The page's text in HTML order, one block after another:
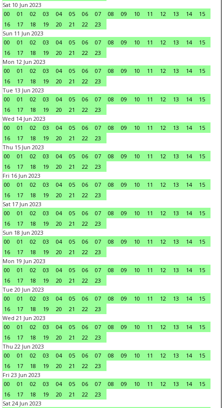
Sat 10 Jun 2023
00
01 02 03 04 05 06 07 08 09 10 11 12 13 14
15
16
17 18 19 20 21 22
23
Sun 11 Jun 2023
00
01 02 03 04 05 06 07 08 09 10 11 12 13 14
15
16
17 18 19 20 21 22
23
Mon 12 Jun 2023
00
01 02 03 04 05 06 07 08 09 10 11 12 13 14
15
16
17 18 19 20 21 22
23
Tue 13 Jun 2023
00
01 02 03 04 05 06 07 08 09 10 11 12 13 14
15
16
17 18 19 20 21 22
23
Wed 14 Jun 2023
00
01 02 03 04 05 06 07 08 09 10 11 12 13 14
15
16
17 18 19 20 21 22
23
Thu 15 Jun 2023
00
01 02 03 04 05 06 07 08 09 10 11 12 13 14
15
16
17 18 19 20 21 22
23
Fri 16 Jun 2023
00
01 02 03 04 05 06 07 08 09 10 11 12 13 14
15
16
17 18 19 20 21 22
23
Sat 17 Jun 2023
00
01 02 03 04 05 06 07 08 09 10 11 12 13 14
15
16
17 18 19 20 21 22
23
Sun 18 Jun 2023
00
01 02 03 04 05 06 07 08 09 10 11 12 13 14
15
16
17 18 19 20 21 22
23
Mon 19 Jun 2023
00
01 02 03 04 05 06 07 08 09 10 11 12 13 14
15
16
17 18 19 20 21 22
23
Tue 20 Jun 2023
00
01 02 03 04 05 06 07 08 09 10 11 12 13 14
15
16
17 18 19 20 21 22
23
Wed 21 Jun 2023
00
01 02 03 04 05 06 07 08 09 10 11 12 13 14
15
16
17 18 19 20 21 22
23
Thu 22 Jun 2023
00
01 02 03 04 05 06 07 08 09 10 11 12 13 14
15
16
17 18 19 20 21 22
23
Fri 23 Jun 2023
00
01 02 03 04 05 06 07 08 09 10 11 12 13 14
15
16
17 18 19 20 21 22
23
Sat 24 Jun 2023